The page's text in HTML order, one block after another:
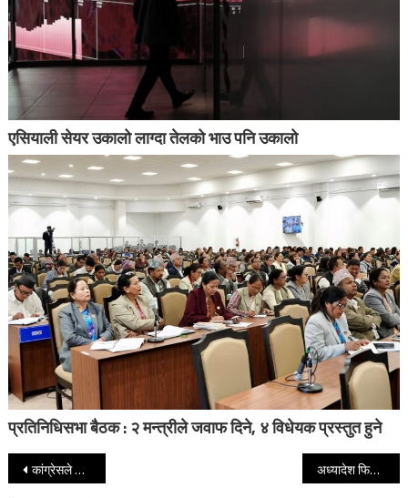
एसियाली सेयर उकालो लाग्दा तेलको भाउ पनि उकालो
प्रतिनिधिसभा बैठक : २ मन्त्रीले जवाफ दिने, ४ विधेयक प्रस्तुत हुने
Post navigation
कांग्रेसले बोलाएको विपक्षी दलहरूको बैठकमा गएनन् हर्क सम्पाङ अध्यादेश फिर्ता लिएर संघीय संसद्को अधिवेशन तत्काल बोलाउन विपक्षी दलको आग्रह